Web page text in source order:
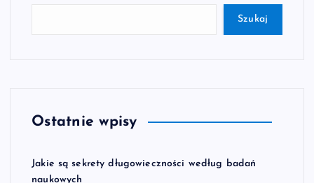
Szukaj
Ostatnie wpisy
Jakie są sekrety długowieczności według badań
naukowych